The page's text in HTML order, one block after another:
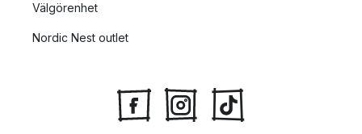
Välgörenhet
Nordic Nest outlet